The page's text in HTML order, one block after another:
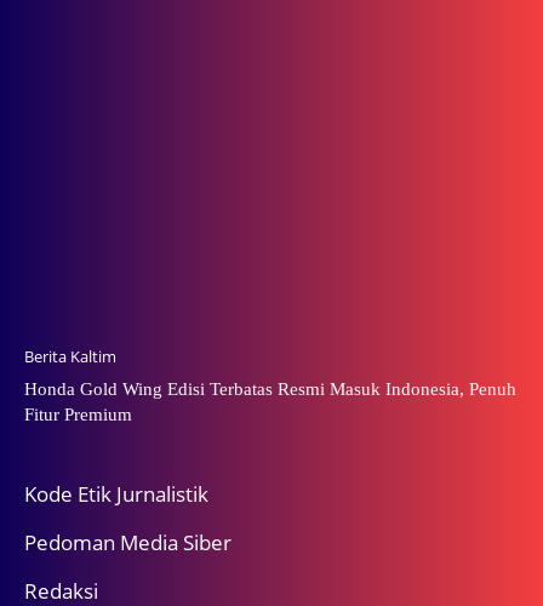
Berita Kaltim
Honda Gold Wing Edisi Terbatas Resmi Masuk Indonesia, Penuh
Fitur Premium
Kode Etik Jurnalistik
Pedoman Media Siber
Redaksi